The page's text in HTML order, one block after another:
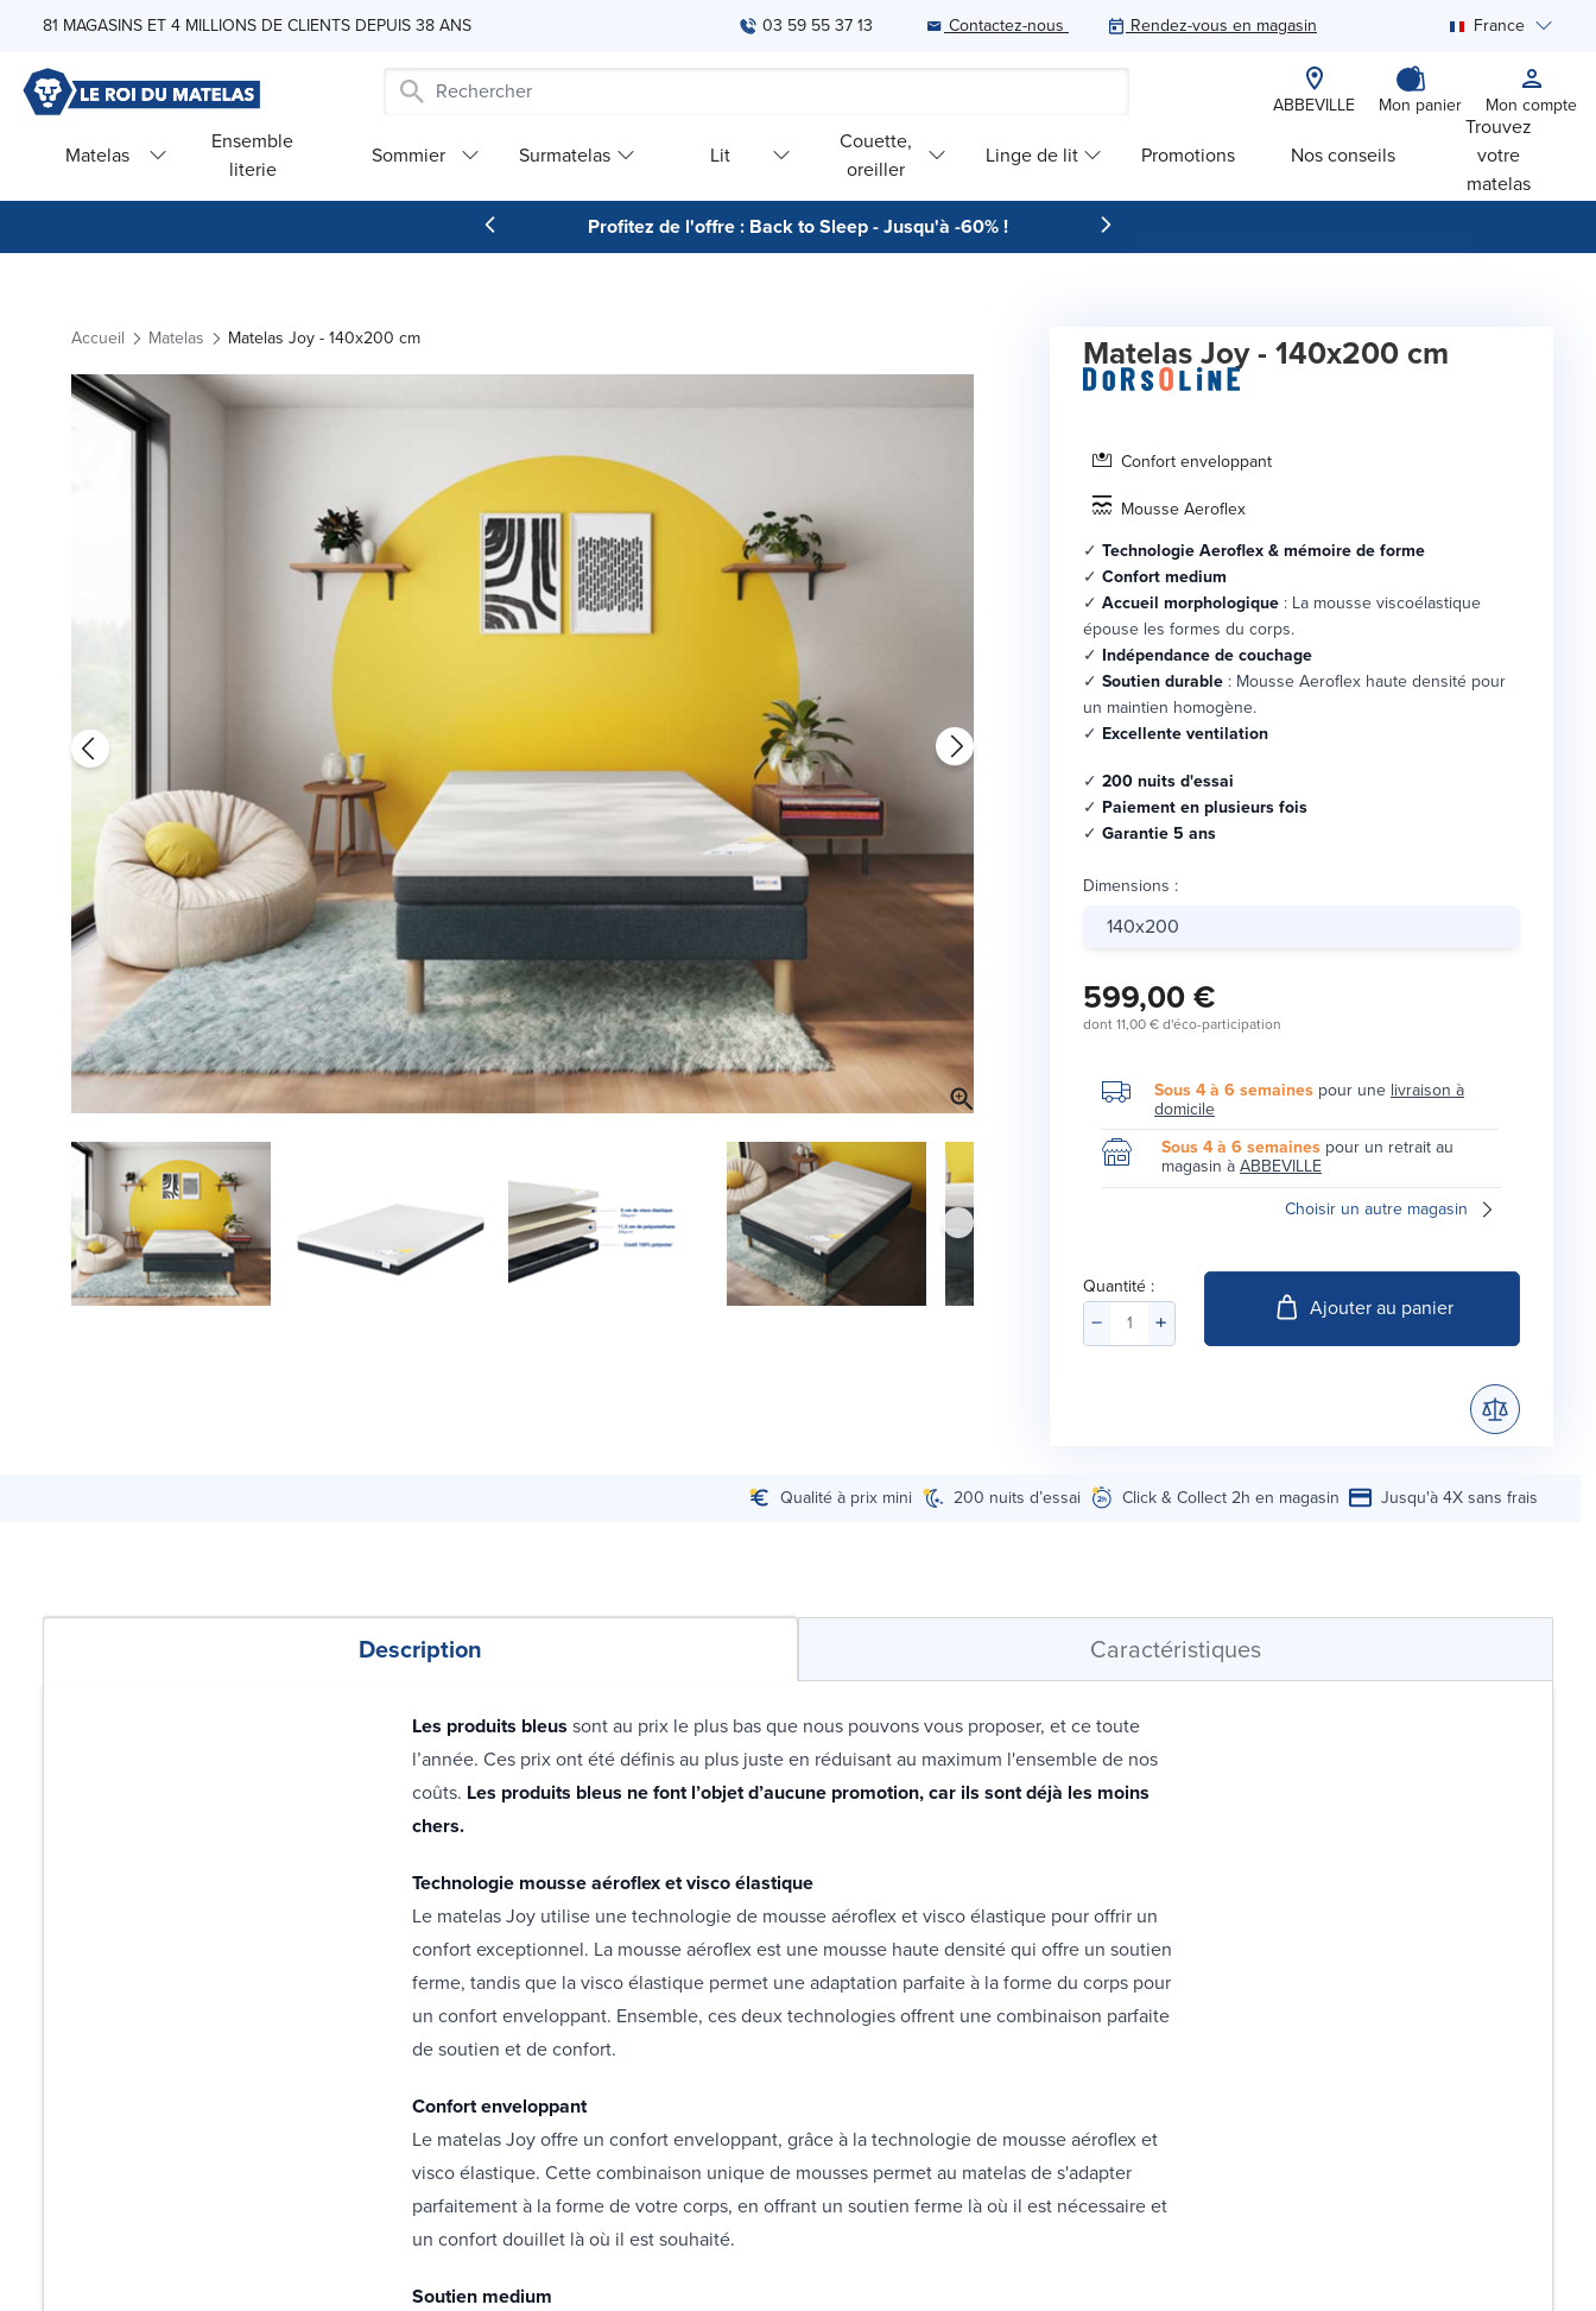
Skip to Content
81 MAGASINS ET 4 MILLIONS DE CLIENTS DEPUIS 38 ANS 03 59 55 37 13 Contactez-nous Rendez-vous en magasin France
ABBEVILLE Mon panier Mon compte
Matelas
Ensemble
literie
Sommier Surmatelas Lit
Couette,
oreiller
Linge de lit Promotions Nos conseils
Trouvez
votre
matelas
Profitez de l'offre : Back to Sleep - Jusqu'à -60% !
Accueil Matelas Matelas Joy - 140x200 cm Matelas Joy - 140x200 cm
Confort enveloppant
Mousse Aeroflex
✓ Technologie Aeroflex & mémoire de forme
✓ Confort medium
✓ Accueil morphologique : La mousse viscoélastique
épouse les formes du corps.
✓ Indépendance de couchage
✓ Soutien durable : Mousse Aeroflex haute densité pour
un maintien homogène.
✓ Excellente ventilation
✓ 200 nuits d'essai
✓ Paiement en plusieurs fois
✓ Garantie 5 ans
Dimensions :
140x200
599,00 €
dont11,00 €d'éco-participation
Sous 4 à 6 semaines pour une livraison à
domicile
Sous 4 à 6 semaines pour un retrait au
magasin àABBEVILLE
Choisir un autre magasin
Quantité :
Ajouter au panier
Qualité à prix mini 200 nuits d’essai Click & Collect 2h en magasin Jusqu'à 4X sans frais
Description Caractéristiques
Les produits bleus sont au prix le plus bas que nous pouvons vous proposer, et ce toute
l’année. Ces prix ont été définis au plus juste en réduisant au maximum l'ensemble de nos
coûts. Les produits bleus ne font l’objet d’aucune promotion, car ils sont déjà les moins
chers.
Technologie mousse aéroflex et visco élastique
Le matelas Joy utilise une technologie de mousse aéroflex et visco élastique pour offrir un
confort exceptionnel. La mousse aéroflex est une mousse haute densité qui offre un soutien
ferme, tandis que la visco élastique permet une adaptation parfaite à la forme du corps pour
un confort enveloppant. Ensemble, ces deux technologies offrent une combinaison parfaite
de soutien et de confort.
Confort enveloppant
Le matelas Joy offre un confort enveloppant, grâce à la technologie de mousse aéroflex et
visco élastique. Cette combinaison unique de mousses permet au matelas de s'adapter
parfaitement à la forme de votre corps, en offrant un soutien ferme là où il est nécessaire et
un confort douillet là où il est souhaité.
Soutien medium